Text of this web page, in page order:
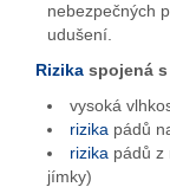
nebezpečných
udušení.
Rizika spojená
vysoká
rizika pádů
rizika pádů z
jímky)